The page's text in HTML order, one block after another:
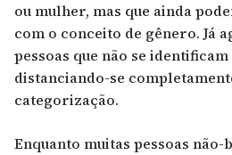
ou mulher, mas que ainda
com o conceito de gênero. Já
pessoas que não se
distanciando-se
categorização.
Enquanto muitas pessoas